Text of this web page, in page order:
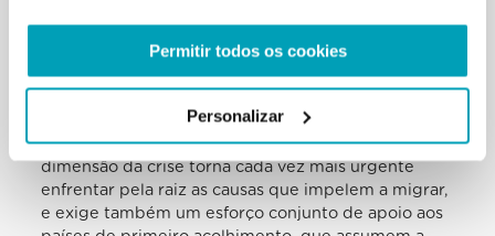
Permitir todos os cookies
Personalizar
quando não encontram a morte ao atravessar mares
e outras fronteiras naturais.
Os corredores humanitários, implementados
para enfrentar algumas das referidas
problemáticas, salvando numerosas vidas. Todavia a
dimensão da crise torna cada vez mais urgente
enfrentar pela raiz as causas que impelem a migrar,
e exige também um esforço conjunto de apoio aos